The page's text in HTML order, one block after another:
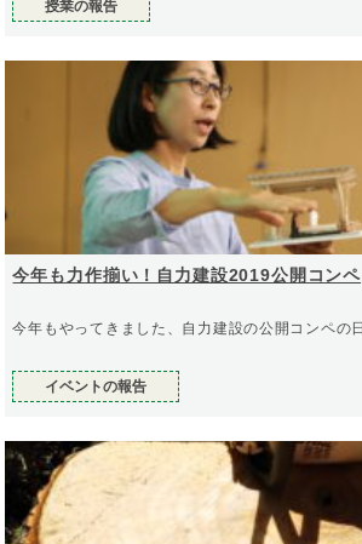
授業の報告
今年も力作揃い！自力建設2019公開コンペ
今年もやってきました、自力建設の公開コンペの
イベントの報告